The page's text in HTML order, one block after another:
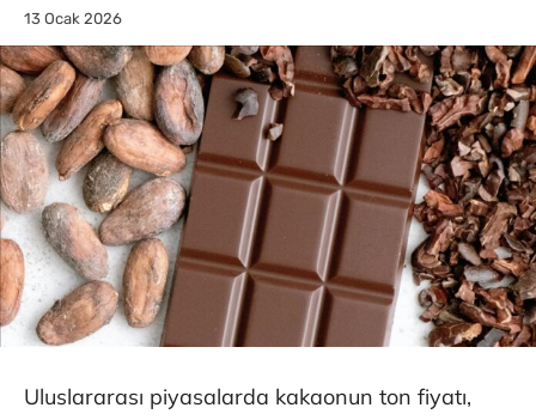
13 Ocak 2026
Uluslararası piyasalarda kakaonun ton fiyatı,